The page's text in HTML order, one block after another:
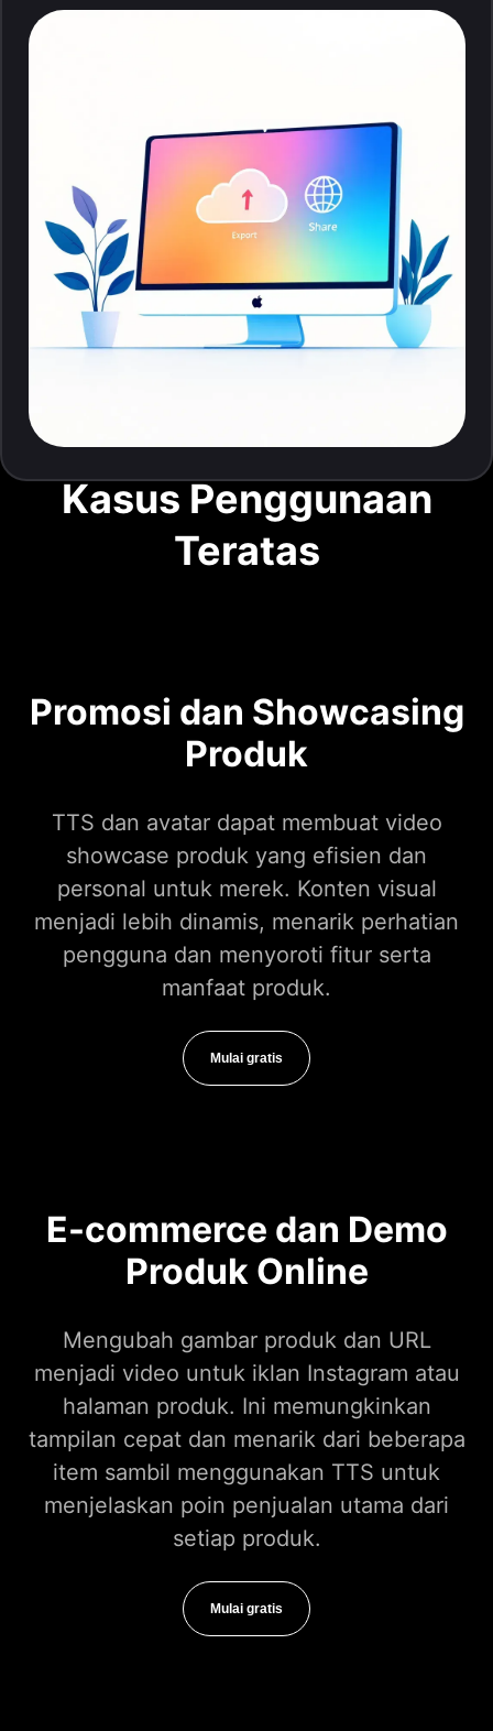
Kasus Penggunaan
Teratas
Promosi dan Showcasing
Produk
TTS dan avatar dapat membuat video
showcase produk yang efisien dan
personal untuk merek. Konten visual
menjadi lebih dinamis, menarik perhatian
pengguna dan menyoroti fitur serta
manfaat produk.
Mulai gratis
E-commerce dan Demo
Produk Online
Mengubah gambar produk dan URL
menjadi video untuk iklan Instagram atau
halaman produk. Ini memungkinkan
tampilan cepat dan menarik dari beberapa
item sambil menggunakan TTS untuk
menjelaskan poin penjualan utama dari
setiap produk.
Mulai gratis